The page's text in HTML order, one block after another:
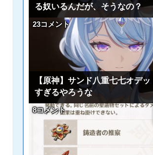
る奴いるんだが、そうなの？
23コメント
【原神】サンド八重七七オデッ
すぎるやろうな
8コメント